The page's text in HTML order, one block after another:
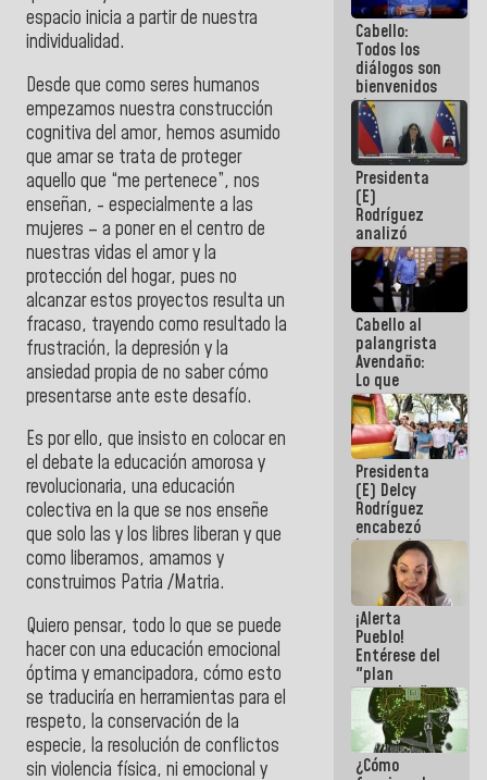
espacio inicia a partir de nuestra
individualidad.
Desde que como seres humanos
empezamos nuestra construcción
cognitiva del amor, hemos asumido
que amar se trata de proteger
aquello que “me pertenece”, nos
enseñan, - especialmente a las
mujeres – a poner en el centro de
nuestras vidas el amor y la
protección del hogar, pues no
alcanzar estos proyectos resulta un
fracaso, trayendo como resultado la
frustración, la depresión y la
ansiedad propia de no saber cómo
presentarse ante este desafío.
Es por ello, que insisto en colocar en
el debate la educación amorosa y
revolucionaria, una educación
colectiva en la que se nos enseñe
que solo las y los libres liberan y que
como liberamos, amamos y
construimos Patria /Matria.
Quiero pensar, todo lo que se puede
hacer con una educación emocional
óptima y emancipadora, cómo esto
se traduciría en herramientas para el
respeto, la conservación de la
especie, la resolución de conflictos
sin violencia física, ni emocional y
primer
encuentro
presencial
para el
diálogo
Cabello:
Todos los
diálogos son
bienvenidos
siempre que
estén en el
marco de la
Constitución
de la
República
Presidenta
(E)
Rodríguez
analizó
junto a
gobernadores
planes de
recuperación
del Sistema
Eléctrico
Nacional
Cabello al
palangrista
Avendaño:
Lo que
vayas a
escribir
hazlo hoy
por que no
sabemos si
la semana
que viene
hay
programa
Presidenta
(E) Delcy
Rodríguez
encabezó
lanzamiento
del Plan
Nacional de
Recreación
Vacacional
¡Alerta
Pueblo!
Entérese del
"plan
enjambre"
de La Sayo
para
sabotear el
diálogo y
¿Cómo